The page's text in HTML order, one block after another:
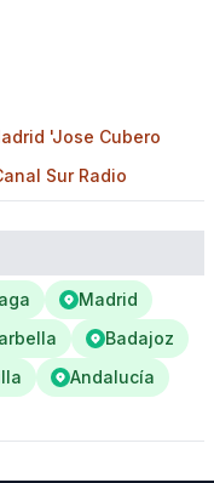
'Jose Cubero
Sur Radio
Madrid
Badajoz
Andalucía